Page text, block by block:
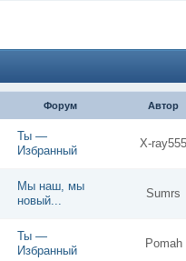
Форум Автор
Ты —
Избранный
X-ray555
Мы наш, мы
новый...
Sumrs
Ты —
Избранный
Pomah